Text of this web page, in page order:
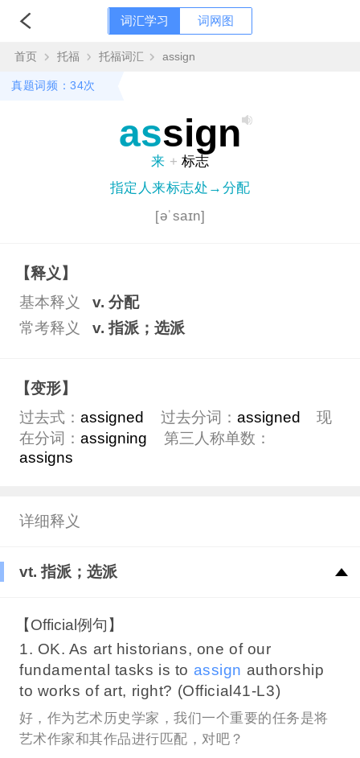
词汇学习 词网图
首页 托福 托福词汇 assign
真题词频：34次
assign
来 + 标志
指定人来标志处→分配
[əˈsaɪn]
【释义】
基本释义
v. 分配
常考释义
v. 指派；选派
【变形】
过去式： assigned 过去分词： assigned
现
在分词： assigning
第三人称单数：
assigns
详细释义
vt. 指派；选派
【Official例句】
1. OK. As art historians, one of our
fundamental tasks is to assign authorship
to works of art, right? (Official41-L3)
好，作为艺术历史学家，我们一个重要的任务是将
艺术作家和其作品进行匹配，对吧？